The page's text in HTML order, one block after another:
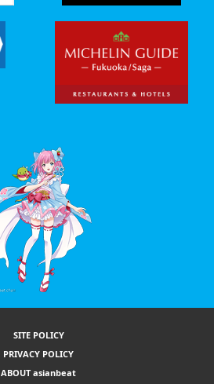
SITE POLICY
PRIVACY POLICY
ABOUT asianbeat